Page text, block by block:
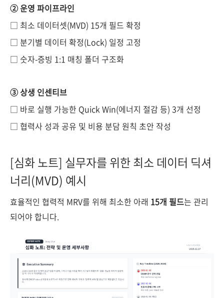
② 운영 파이프라인
□ 최소 데이터셋(MVD) 15개 필드 확정
□ 분기별 데이터 확정(Lock) 일정 고정
□ 숫자-증빙 1:1 매칭 폴더 구조화
③ 상생 인센티브
□ 바로 실행 가능한 Quick Win(에너지 절감 등) 3개 선정
□ 협력사 성과 공유 및 비용 분담 원칙 초안 작성
[심화 노트] 실무자를 위한 최소 데이터 딕셔
너리(MVD) 예시
효율적인 협력적 MRV를 위해 최소한 아래 15개 필드는 관리
되어야 합니다.